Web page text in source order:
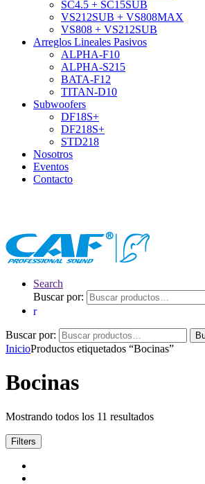
SC4.5 + SC15SUB
VS212SUB + VS808MAX
VS808 + VS212SUB
Arreglos Lineales Pasivos
ALPHA-F10
ALPHA-S215
BATA-F12
TITAN-D10
Subwoofers
DF18S+
DF218S+
STD218
Nosotros
Eventos
Contacto
Search
Buscar por:
Buscar por:
InicioProductos etiquetados “Bocinas”
Bocinas
Mostrando todos los 11 resultados
Filters